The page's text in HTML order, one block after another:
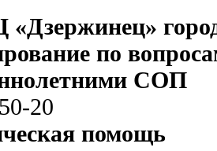
по
СОП
20
помощь